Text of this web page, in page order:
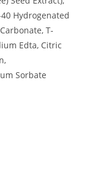
Hydrogenated
T-
Edta, Citric
Sorbate